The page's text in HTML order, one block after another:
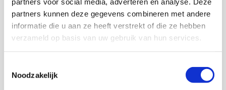
partners kunnen deze gegevens combineren met andere
informatie die u aan ze heeft verstrekt of die ze hebben
verzameld op basis van uw gebruik van hun services.
Noodzakelijk
Onderzoekers
Marjan de Gruijter